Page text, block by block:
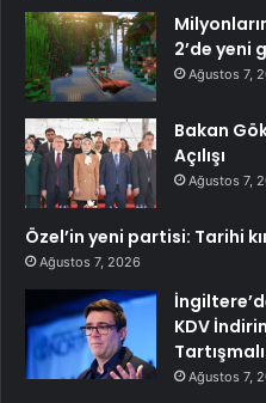
2’de yeni
Ağustos 7,
Bakan
Açılışı
Ağustos 7,
Özel’in yeni partisi: Tarihi
Ağustos 7, 2026
KDV
Tartışmalı
Ağustos 7,